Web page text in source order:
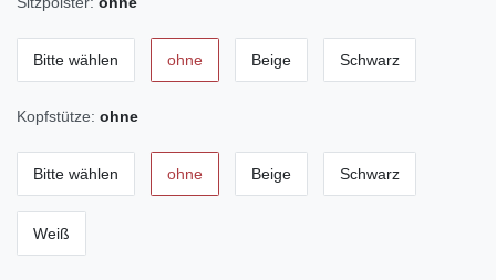
Bitte wählen ohne Beige Schwarz
Kopfstütze: ohne
Bitte wählen ohne Beige Schwarz
Weiß